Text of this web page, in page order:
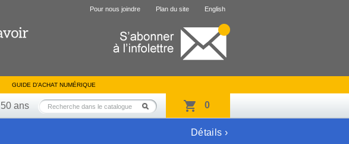
Pour nous joindre Plan du site English
GUIDE D’ACHAT NUMÉRIQUE
50 ans 0
Détails ›